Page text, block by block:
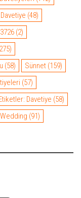
(48)
(2)
(58) Sünnet (159)
(57)
Davetiye (58)
Wedding (91)